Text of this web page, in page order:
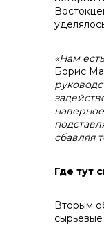
«Нам
Борис
сбавляя
Где тут
Вторым